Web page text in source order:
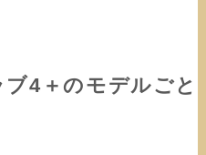
4＋のモデルごと